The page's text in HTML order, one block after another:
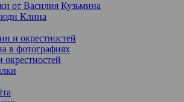
от Василия Кузьмина
Клина
и окрестностей
в фотографиях